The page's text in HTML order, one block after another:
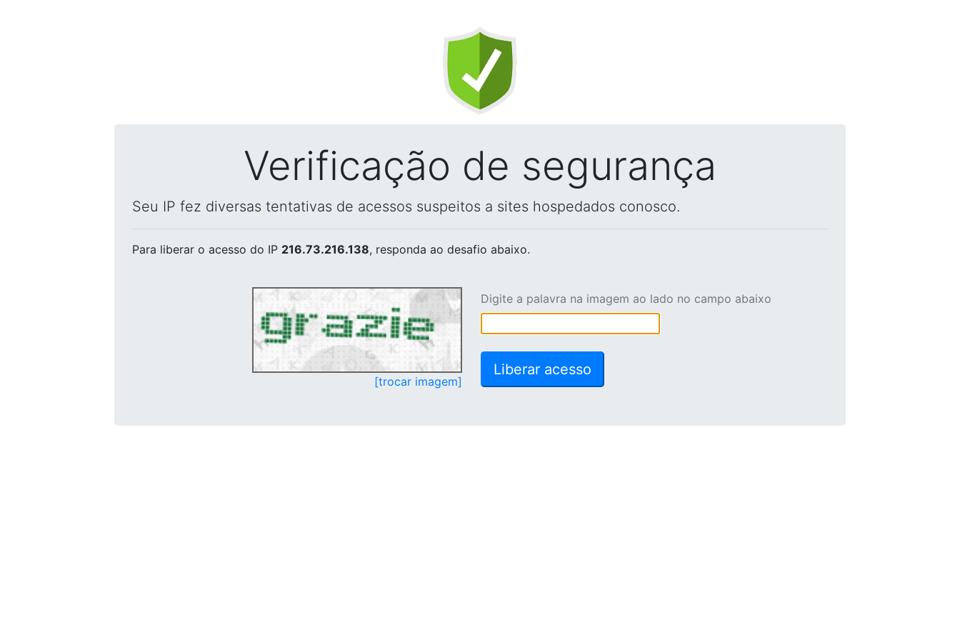
Verificação de segurança
Seu IP fez diversas tentativas de acessos suspeitos a sites hospedados conosco.
Para liberar o acesso do IP 216.73.216.138, responda ao desafio abaixo.
[trocar imagem]
Digite a palavra na imagem ao lado no campo abaixo